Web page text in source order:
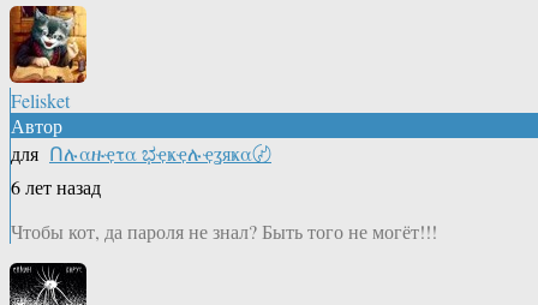
Felisket
Автор
для Ոሉαዙҿτα ಭҿҝҿሉҿʓяҝα〄
6 лет назад
Чтобы кот, да пароля не знал? Быть того не могёт!!!